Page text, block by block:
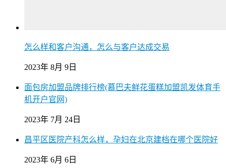
怎么样和客户沟通，怎么与客户达成交易
2023年 8月 9日
面包房加盟品牌排行榜(慕巴夫鲜花蛋糕加盟凯发体育手
机开户官网)
2023年 7月 24日
昌平区医院产科怎么样，孕妇在北京建档在哪个医院好
2023年 6月 6日